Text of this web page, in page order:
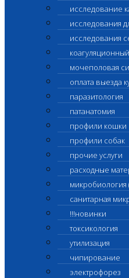
исследование
исследования
исследования
мочеполовая
оплата выезда
паразитология
патанатомия
профили кошки
профили собак
прочие услуги
расходные
микробиология
санитарная
!!!новинки
токсикология
утилизация
чипирование
электрофорез